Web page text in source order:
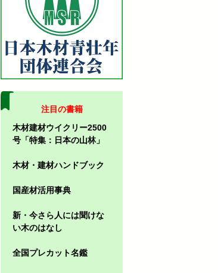
注目の書籍
木材建材ウイクリー2500
号「特集：日本の山林」
木材・建材ハンドブック
国産材活用事典
新・今さら人には聞けな
い木のはなし
全国プレカット名鑑